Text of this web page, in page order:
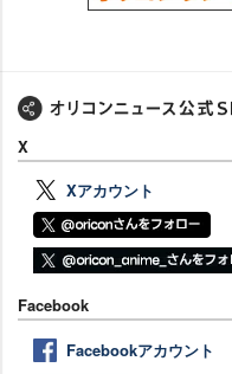
X
Xアカウント
Facebook
Facebookアカウント